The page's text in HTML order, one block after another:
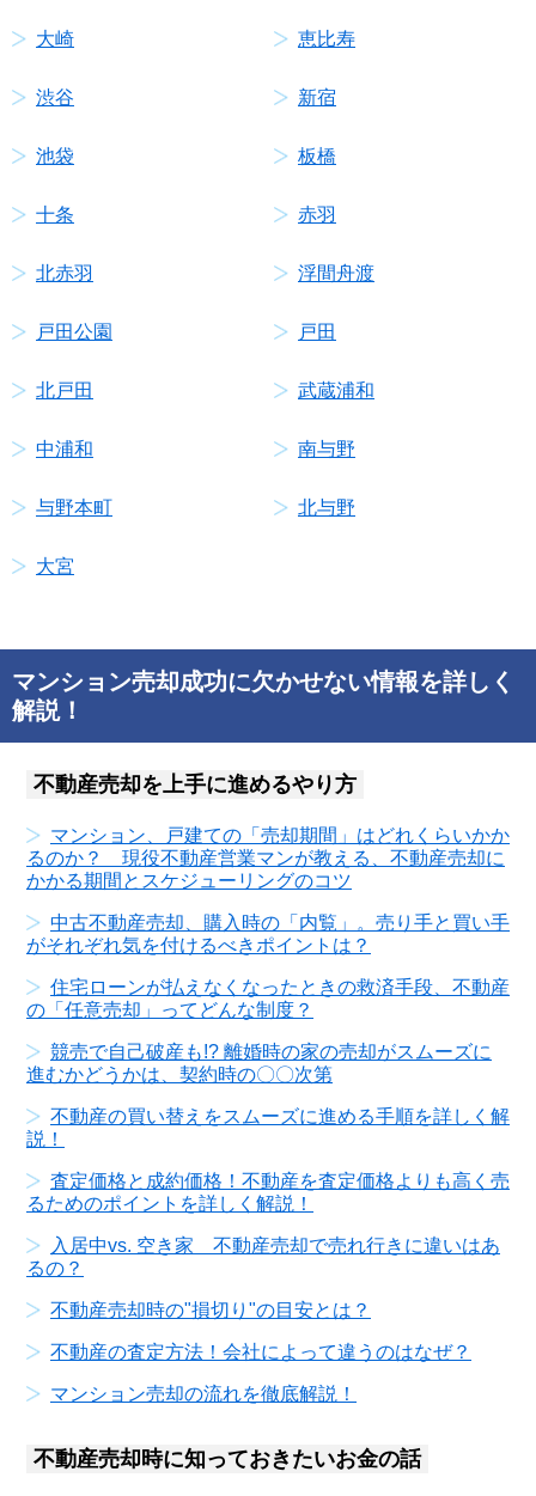
大崎 恵比寿
渋谷 新宿
池袋 板橋
十条 赤羽
北赤羽 浮間舟渡
戸田公園 戸田
北戸田 武蔵浦和
中浦和 南与野
与野本町 北与野
大宮
マンション売却成功に欠かせない情報を詳しく
解説！
不動産売却を上手に進めるやり方
マンション、戸建ての「売却期間」はどれくらいかか
るのか？ 現役不動産営業マンが教える、不動産売却に
かかる期間とスケジューリングのコツ
中古不動産売却、購入時の「内覧」。売り手と買い手
がそれぞれ気を付けるべきポイントは？
住宅ローンが払えなくなったときの救済手段、不動産
の「任意売却」ってどんな制度？
競売で自己破産も!? 離婚時の家の売却がスムーズに
進むかどうかは、契約時の〇〇次第
不動産の買い替えをスムーズに進める手順を詳しく解
説！
査定価格と成約価格！不動産を査定価格よりも高く売
るためのポイントを詳しく解説！
入居中vs. 空き家 不動産売却で売れ行きに違いはあ
るの？
不動産売却時の"損切り"の目安とは？
不動産の査定方法！会社によって違うのはなぜ？
マンション売却の流れを徹底解説！
不動産売却時に知っておきたいお金の話